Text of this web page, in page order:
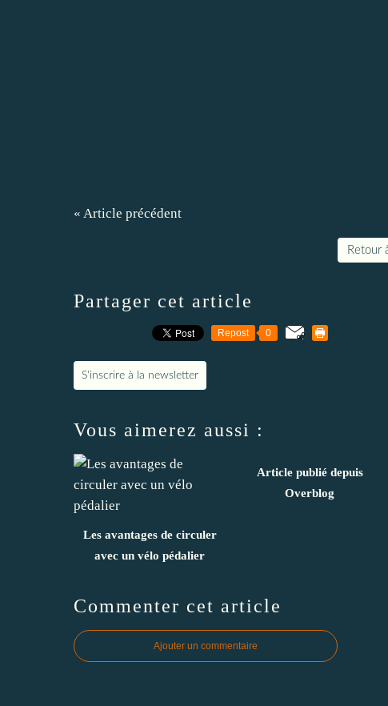
« Article précédent
Retour
Partager cet article
Repost 0
S'inscrire à la newsletter
Vous aimerez aussi :
Les avantages de circuler
avec un vélo pédalier
Article publié depuis
Overblog
Commenter cet article
Ajouter un commentaire